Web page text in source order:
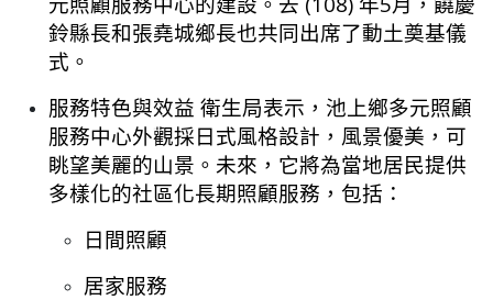
鈴縣長和張堯城鄉長也共同出席了動土奠基儀
式。
服務特色與效益 衛生局表示，池上鄉多元照顧
服務中心外觀採日式風格設計，風景優美，可
眺望美麗的山景。未來，它將為當地居民提供
多樣化的社區化長期照顧服務，包括：
日間照顧
居家服務